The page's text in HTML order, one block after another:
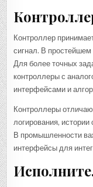
Контроллер
сигнал. В
Для более точных
контроллеры с
интерфейсами и
Контроллеры
логирования,
В промышленности
интерфейсы для